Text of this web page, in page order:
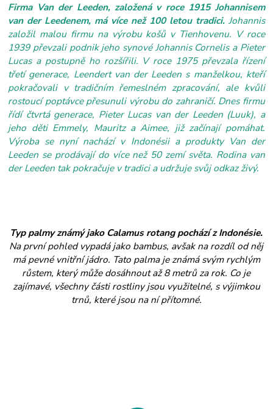
Firma Van der Leeden, založená v roce 1915 Johannisem
van der Leedenem, má více než 100 letou tradici.Johannis
založil malou firmu na výrobu košů v Tienhovenu. V roce
1939 převzali podnik jeho synové Johannis Cornelis a Pieter
Lucas a postupně ho rozšířili. V roce 1975 převzala řízení
třetí generace, Leendert van der Leeden s manželkou, kteří
pokračovali v tradičním řemeslném zpracování, ale kvůli
rostoucí poptávce přesunuli výrobu do zahraničí. Dnes firmu
řídí čtvrtá generace, Pieter Lucas van der Leeden (Luuk), a
jeho děti Emmely, Mauritz a Aimee, již začínají pomáhat.
Výroba se nyní nachází v Indonésii a produkty Van der
Leeden se prodávají do více než 50 zemí světa. Rodina van
der Leeden tak pokračuje v tradici a udržuje svůj odkaz živý.
Typ palmy známý jako Calamus rotang pochází z Indonésie.
Na první pohled vypadá jako bambus, avšak na rozdíl od něj
má pevné vnitřní jádro. Tato palma je známá svým rychlým
růstem, který může dosáhnout až 8 metrů za rok. Co je
zajímavé, všechny části rostliny jsou využitelné, s výjimkou
trnů, které jsou na ní přítomné.